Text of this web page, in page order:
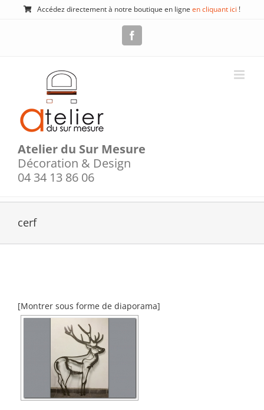
Passer
Accédez directement à notre boutique en ligne en cliquant ici !
Atelier du Sur Mesure
Décoration & Design
04 34 13 86 06
cerf
[Montrer sous forme de diaporama]